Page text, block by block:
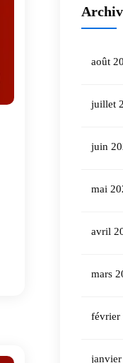
août
juillet
juin
mai
avril
mars
février